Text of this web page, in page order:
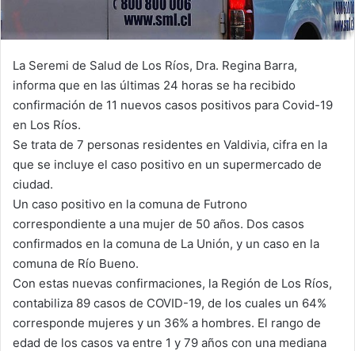
La Seremi de Salud de Los Ríos, Dra. Regina Barra,
informa que en las últimas 24 horas se ha recibido
confirmación de 11 nuevos casos positivos para Covid-19
en Los Ríos.
Se trata de 7 personas residentes en Valdivia, cifra en la
que se incluye el caso positivo en un supermercado de
ciudad.
Un caso positivo en la comuna de Futrono
correspondiente a una mujer de 50 años. Dos casos
confirmados en la comuna de La Unión, y un caso en la
comuna de Río Bueno.
Con estas nuevas confirmaciones, la Región de Los Ríos,
contabiliza 89 casos de COVID-19, de los cuales un 64%
corresponde mujeres y un 36% a hombres. El rango de
edad de los casos va entre 1 y 79 años con una mediana